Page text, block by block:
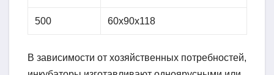
500 60х90х118
В зависимости от хозяйственных потребностей,